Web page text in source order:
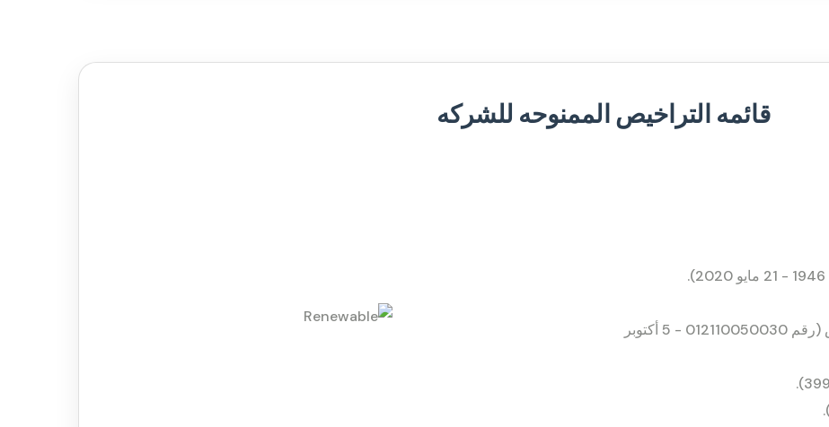
قائمه التراخيص الممنوحه للشركه
رخصة تشغيل المنطقة الاقتصادية لقناة السويس (رقم 012110050030 - 5 أكتوبر